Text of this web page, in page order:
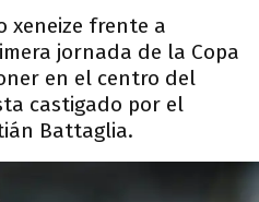
xeneize frente a
jornada de la Copa
en el centro del
castigado por el
Battaglia.